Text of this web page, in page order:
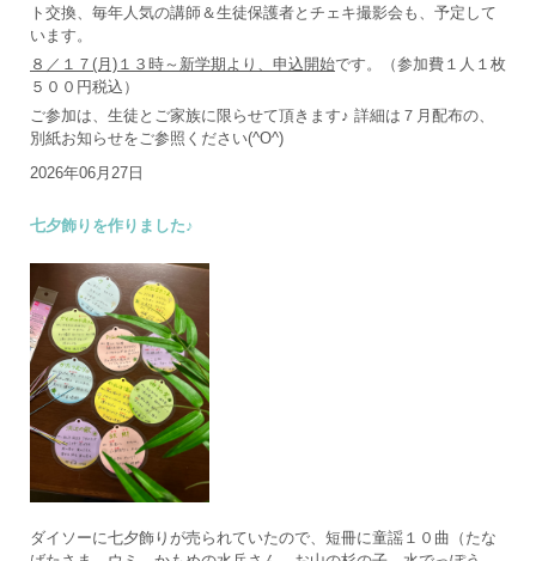
ト交換、毎年人気の講師＆生徒保護者とチェキ撮影会も、予定して
います。
８／１７(月)１３時～新学期より、申込開始です。（参加費１人１枚
５００円税込）
ご参加は、生徒とご家族に限らせて頂きます♪ 詳細は７月配布の、
別紙お知らせをご参照ください(^O^)
2026年06月27日
七夕飾りを作りました♪
ダイソーに七夕飾りが売られていたので、短冊に童謡１０曲（たな